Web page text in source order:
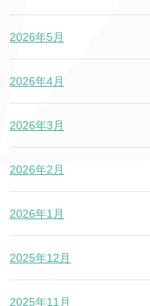
2026年5月
2026年4月
2026年3月
2026年2月
2026年1月
2025年12月
2025年11月